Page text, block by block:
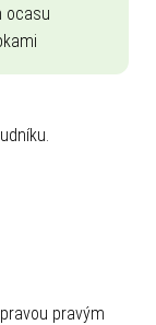
ocasu
pravým